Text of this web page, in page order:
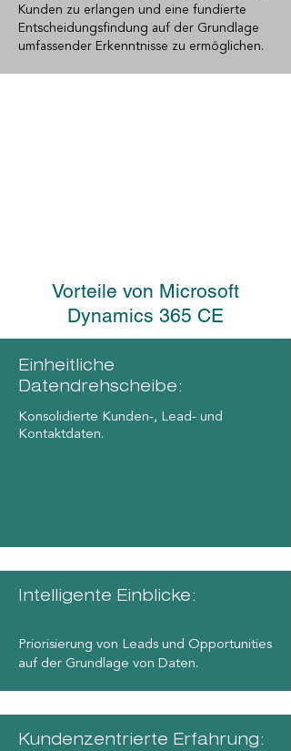
Kunden zu erlangen und eine fundierte
Entscheidungsfindung auf der Grundlage
umfassender Erkenntnisse zu ermöglichen.
Vorteile von Microsoft
Dynamics 365 CE
Einheitliche
Datendrehscheibe:
Konsolidierte Kunden-, Lead- und
Kontaktdaten.
Intelligente Einblicke:
Priorisierung von Leads und Opportunities
auf der Grundlage von Daten.
Kundenzentrierte Erfahrung: